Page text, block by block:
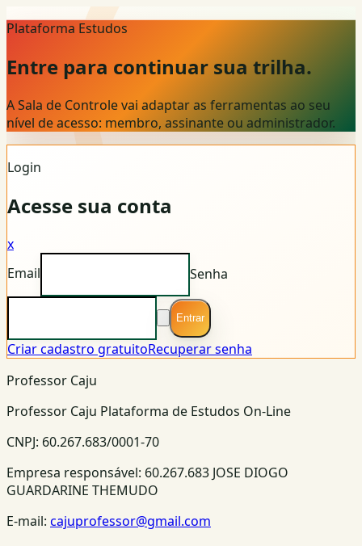
Plataforma Estudos
Entre para continuar sua trilha.
A Sala de Controle vai adaptar as ferramentas ao seu
nível de acesso: membro, assinante ou administrador.
Login
Acesse sua conta
x
Email
Senha
Entrar
Criar cadastro gratuitoRecuperar senha
Professor Caju
Professor Caju Plataforma de Estudos On-Line
CNPJ: 60.267.683/0001-70
Empresa responsável: 60.267.683 JOSE DIOGO
GUARDARINE THEMUDO
E-mail: cajuprofessor@gmail.com